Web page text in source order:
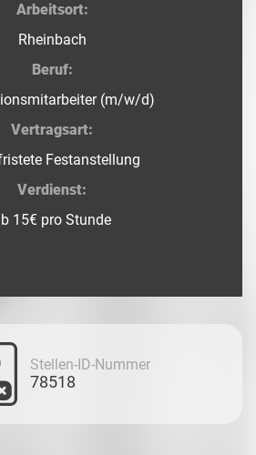
Arbeitsort:
Rheinbach
Beruf:
(m/w/d)
Vertragsart:
Festanstellung
Verdienst:
15€ pro Stunde
Stellen-ID-Nummer
78518